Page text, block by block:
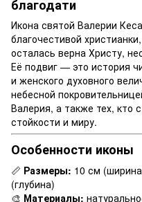
благодати
Икона святой Валерии
благочестивой
осталась верна Христу,
Её подвиг — это история
и женского духовного
небесной
Валерия, а также тех, кто
стойкости и миру.
Особенности иконы
📏 Размеры: 10 см
(глубина)
🎨 Материалы: